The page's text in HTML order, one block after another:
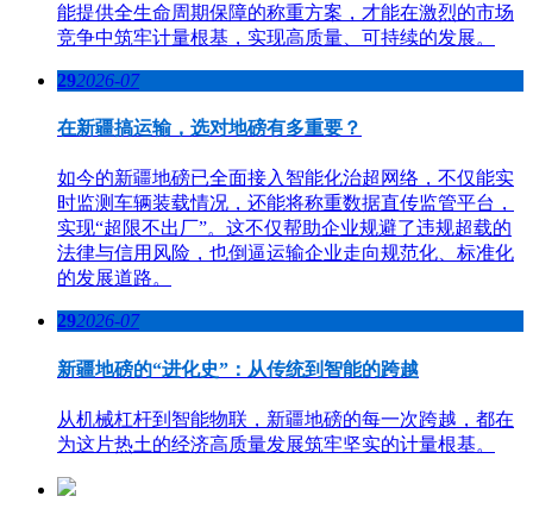
能提供全生命周期保障的称重方案，才能在激烈的市场
竞争中筑牢计量根基，实现高质量、可持续的发展。
292026-07
在新疆搞运输，选对地磅有多重要？
如今的新疆地磅已全面接入智能化治超网络，不仅能实
时监测车辆装载情况，还能将称重数据直传监管平台，
实现“超限不出厂”。这不仅帮助企业规避了违规超载的
法律与信用风险，也倒逼运输企业走向规范化、标准化
的发展道路。
292026-07
新疆地磅的“进化史”：从传统到智能的跨越
从机械杠杆到智能物联，新疆地磅的每一次跨越，都在
为这片热土的经济高质量发展筑牢坚实的计量根基。